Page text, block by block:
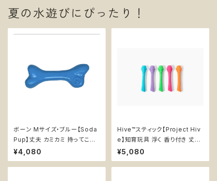
夏の水遊びにぴったり！
ボーン Mサイズ・ブルー【Soda
Pup】丈夫 カミカミ 持ってこい
高耐久 水に浮く 大型犬用噛む
おもちゃ ソダパップ PUP-X Ru
¥4,080
Hive™スティック【Project Hiv
e】知育玩具 浮く 香り付き 丈夫
持ってこい 棒
¥5,080